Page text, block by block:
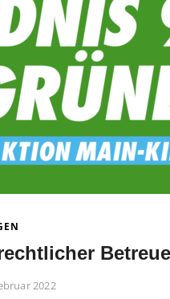
2022